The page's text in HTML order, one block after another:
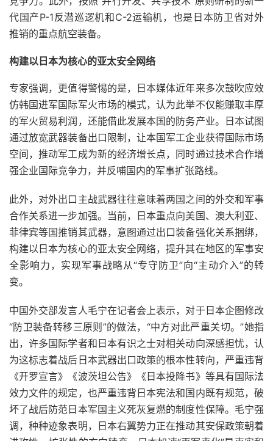
代国产P-1反潜巡逻机和C-2运输机，也是日本防卫省对外
推销的重点航空装备。
构建以日本为核心的亚太安全网络
专家强调，更值得警惕的是，日本媒体近年来多次鼓吹应效
仿韩国进军国际军火市场的模式，认为此举不仅能赚取丰厚
的军火贸易利润，还能借此发展本国的防务产业。日本试图
通过放宽武器装备出口限制，让本国军工企业获得国际市场
空间，推动军工成为新的经济增长点，同时通过技术合作增
强企业国际竞争力，并反哺国内的军事扩张路线。
此外，对外出口主战武器往往意味着两国之间的外交和军事
合作关系进一步加强。当前，日本重点向美国、澳大利亚、
菲律宾等国推销其武器，意图通过出口装备强化关系捆绑，
构建以日本为核心的亚太安全网络，提升其在地区的军事安
全影响力，实现军事战略从“专守防卫”向“主动介入”的转
变。
中国外交部发言人毛宁在记者会上表示，对于日本企图修改
“防卫装备转移三原则”的做法，“中方对此严重关切。”她指
出，许多国际学者和日本有识之士对相关动向深感担忧，认
为这标志着战后日本武器出口政策的根本性转向，严重违背
《开罗宣言》《波茨坦公告》《日本投降书》等具有国际法
效力文件的规定，也严重违背日本宪法和国内既有规范，破
坏了战后防范日本军国主义死灰复燃的制度性保障。毛宁强
调，种种迹象表明，日本右翼势力正在推动其安保政策朝着